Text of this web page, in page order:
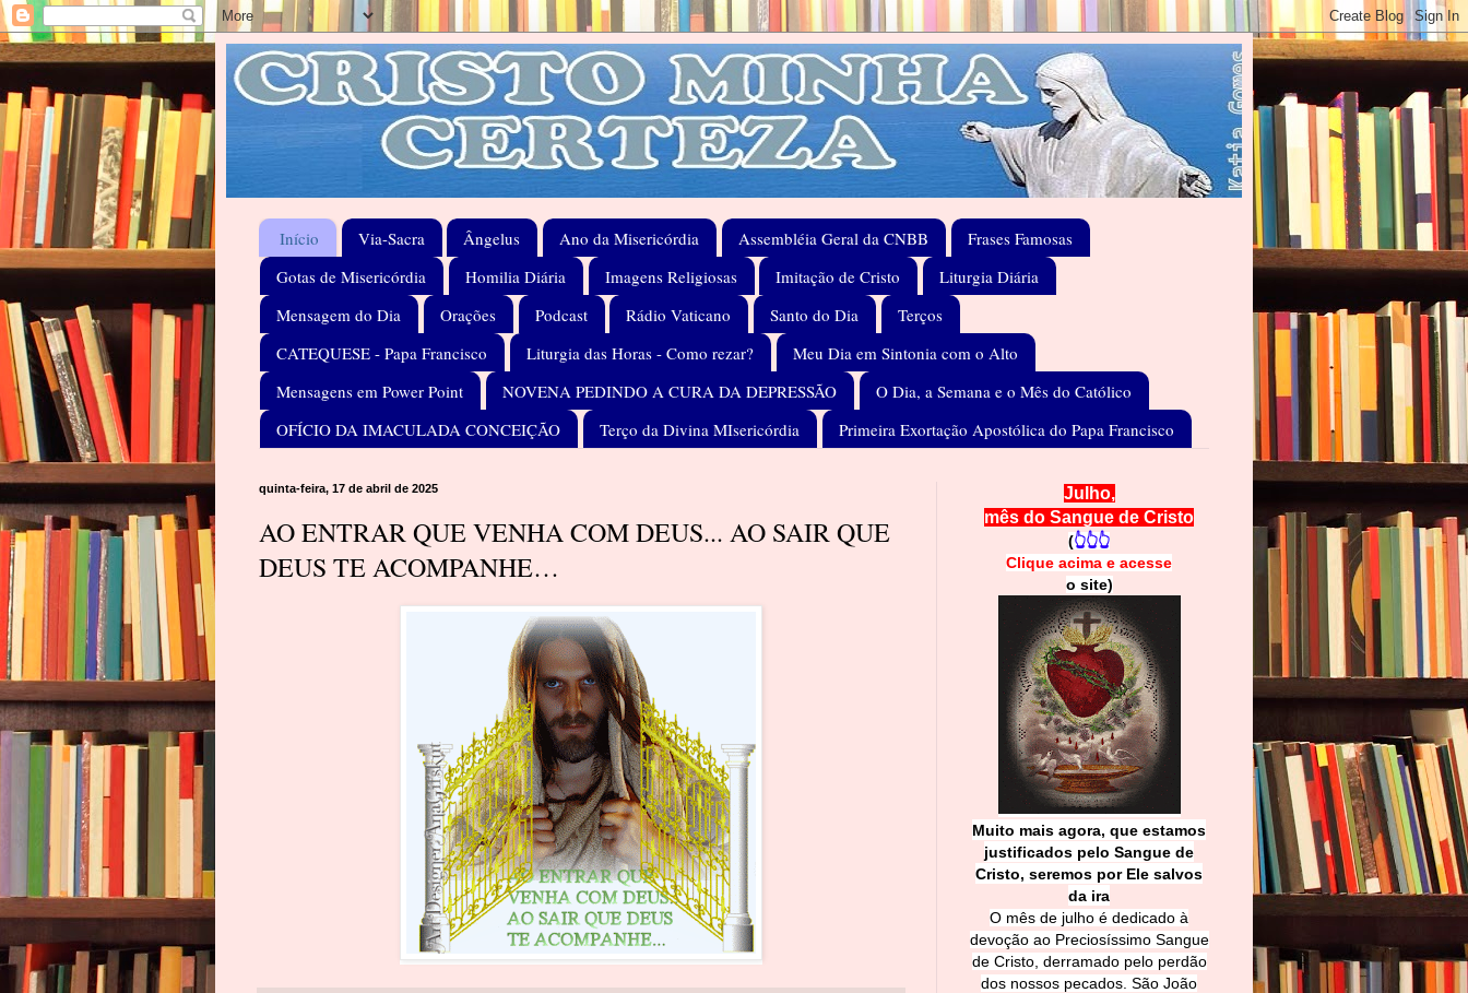
Início Via-Sacra Ângelus Ano da Misericórdia Assembléia Geral da CNBB
Frases Famosas
Gotas de Misericórdia
Homilia Diária Imagens Religiosas Imitação de Cristo
Liturgia Diária
Mensagem do Dia
Orações Podcast Rádio Vaticano Santo do Dia
Terços
CATEQUESE - Papa Francisco
Liturgia das Horas - Como rezar?
Meu Dia em Sintonia com o Alto
Mensagens em Power Point
NOVENA PEDINDO A CURA DA DEPRESSÃO
O Dia, a Semana e o Mês do Católico
OFÍCIO DA IMACULADA CONCEIÇÃO
Terço da Divina MIsericórdia Primeira Exortação Apostólica do Papa Francisco
quinta-feira, 17 de abril de 2025
AO ENTRAR QUE VENHA COM DEUS... AO SAIR QUE
DEUS TE ACOMPANHE…
Julho,
mês do Sangue de Cristo
(👆👆👆
Clique acima e acesse
o site)
Muito mais agora, que estamos
justificados pelo Sangue de
Cristo, seremos por Ele salvos
da ira
O mês de julho é dedicado à
devoção ao Preciosíssimo Sangue
de Cristo, derramado pelo perdão
dos nossos pecados. São João